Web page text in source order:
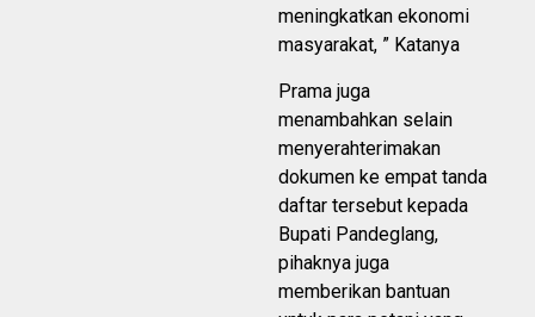
meningkatkan ekonomi
masyarakat, ” Katanya
Prama juga
menambahkan selain
menyerahterimakan
dokumen ke empat tanda
daftar tersebut kepada
Bupati Pandeglang,
pihaknya juga
memberikan bantuan